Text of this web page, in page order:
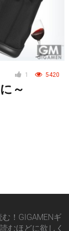
1 5420
～
！GIGAMENギ
むほどに欲しく